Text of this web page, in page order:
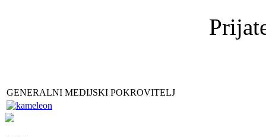
GENERALNI MEDIJSKI POKROVITELJ